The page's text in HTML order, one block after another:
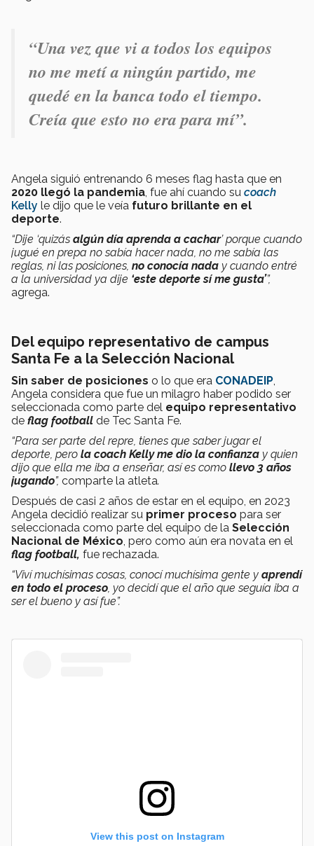
“Una vez que vi a todos los equipos
no me metí a ningún partido,me
quedé en la banca todo el tiempo.
Creía que esto no era para mí”.
Angela siguió entrenando 6 meses flag hasta que en
2020 llegó la pandemia, fue ahí cuando su coach
Kelly le dijo que le veía futuro brillante en el
deporte.
“Dije ‘quizás algún día aprenda a cachar’ porque cuando
jugué en prepa no sabía hacer nada, no me sabía las
reglas, ni las posiciones, no conocía nada y cuando entré
a la universidad ya dije ‘este deporte sí me gusta’”,
agrega.
Del equipo representativo de campus
Santa Fe a la Selección Nacional
Sin saber de posiciones o lo que era CONADEIP,
Angela considera que fue un milagro haber podido ser
seleccionada como parte del equipo representativo
de flag football de Tec Santa Fe.
“Para ser parte del repre, tienes que saber jugar el
deporte, pero la coach Kelly me dio la confianza y quien
dijo que ella me iba a enseñar, así es como llevo 3 años
jugando”, comparte la atleta.
Después de casi 2 años de estar en el equipo, en 2023
Angela decidió realizar su primer proceso para ser
seleccionada como parte del equipo de la Selección
Nacional de México, pero como aún era novata en el
flag football, fue rechazada.
“Viví muchísimas cosas, conocí muchísima gente y aprendí
en todo el proceso, yo decidí que el año que seguía iba a
ser el bueno y así fue”.
View this post on Instagram